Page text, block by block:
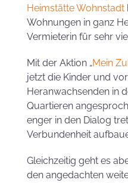
Heimstätte Wohnstadt
Wohnungen in ganz
Vermieterin für sehr
Mit der Aktion „Mein
jetzt die Kinder und
Heranwachsenden in
Quartieren
enger in den Dialog
Verbundenheit
Gleichzeitig geht es
den angedachten